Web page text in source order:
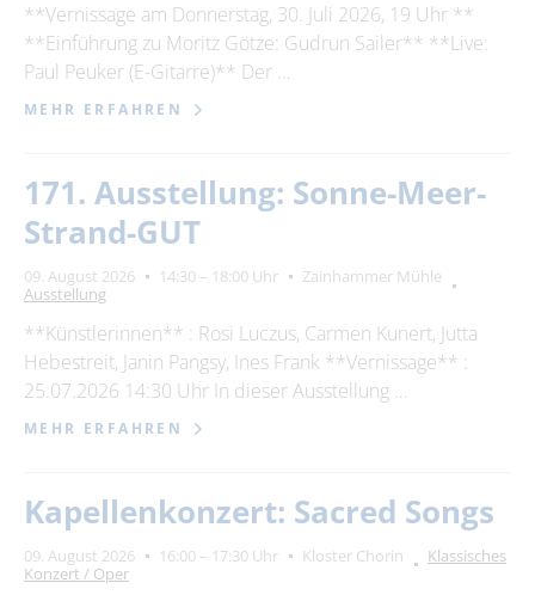
**Vernissage am Donnerstag, 30. Juli 2026, 19 Uhr **
**Einführung zu Moritz Götze: Gudrun Sailer** **Live:
Paul Peuker (E-Gitarre)** Der …
MEHR ERFAHREN
171. Ausstellung: Sonne-Meer-
Strand-GUT
09. August 2026 14:30 – 18:00 Uhr
Zainhammer Mühle
Ausstellung
**Künstlerinnen** : Rosi Luczus, Carmen Kunert, Jutta
Hebestreit, Janin Pangsy, Ines Frank **Vernissage** :
25.07.2026 14:30 Uhr In dieser Ausstellung …
MEHR ERFAHREN
Kapellenkonzert: Sacred Songs
09. August 2026 16:00 – 17:30 Uhr Kloster Chorin
Klassisches
Konzert / Oper